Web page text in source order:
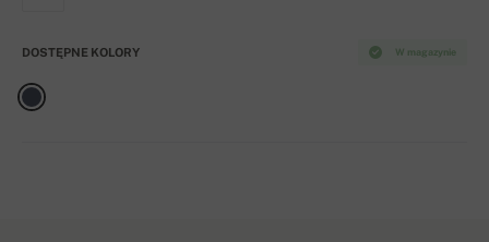
W magazynie
DOSTĘPNE KOLORY